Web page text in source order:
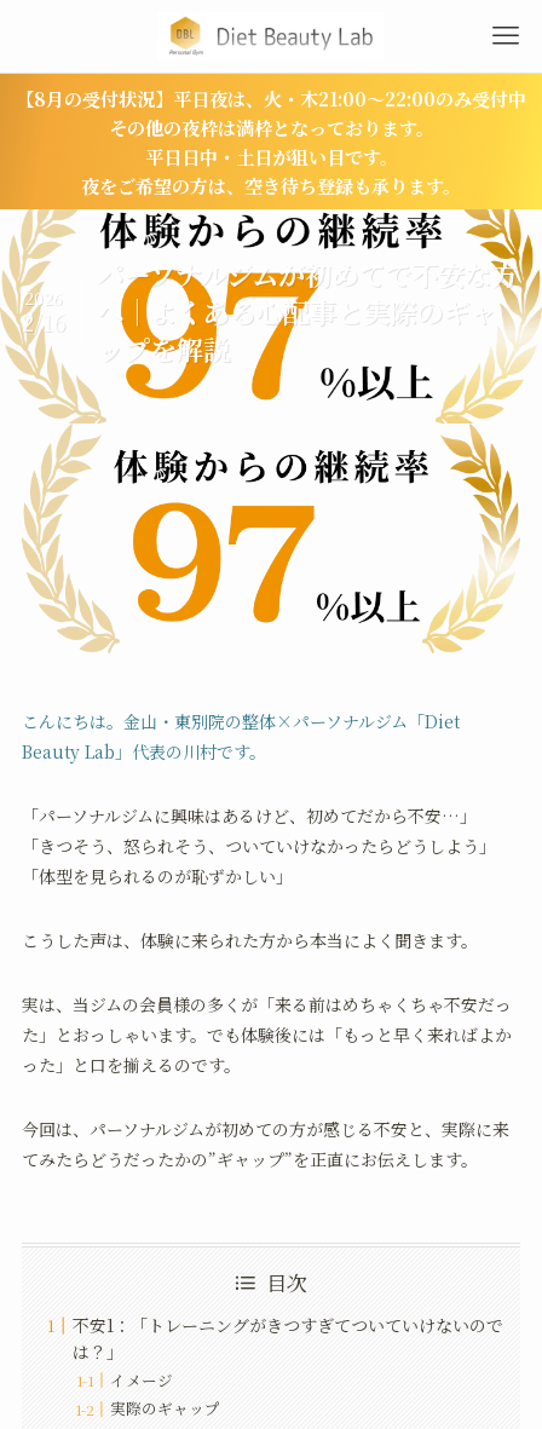
【8月の受付状況】平日夜は、火・木21:00〜22:00のみ受付中
その他の夜枠は満枠となっております。
平日日中・土日が狙い目です。
夜をご希望の方は、空き待ち登録も承ります。
パーソナルジムが初めてで不安な方
へ｜よくある心配事と実際のギャ
ップを解説
2026
2/16
こんにちは。金山・東別院の整体×パーソナルジム「Diet
Beauty Lab」代表の川村です。
「パーソナルジムに興味はあるけど、初めてだから不安…」
「きつそう、怒られそう、ついていけなかったらどうしよう」
「体型を見られるのが恥ずかしい」
こうした声は、体験に来られた方から本当によく聞きます。
実は、当ジムの会員様の多くが「来る前はめちゃくちゃ不安だっ
た」とおっしゃいます。でも体験後には「もっと早く来ればよか
った」と口を揃えるのです。
今回は、パーソナルジムが初めての方が感じる不安と、実際に来
てみたらどうだったかの”ギャップ”を正直にお伝えします。
目次
不安1：「トレーニングがきつすぎてついていけないので
は？」
イメージ
実際のギャップ